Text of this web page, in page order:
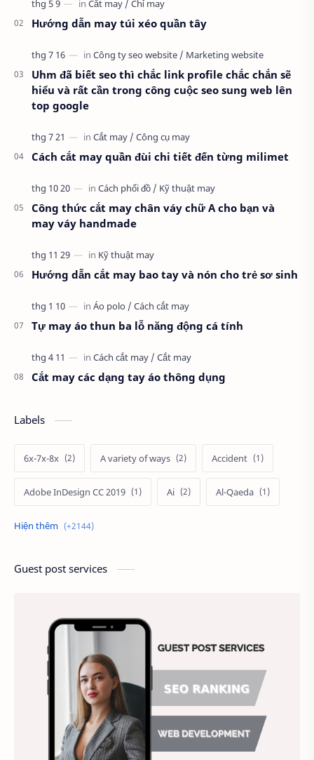
thuật mới vào nghề, clip thực hành t…
Hướng dẫn may túi xéo quần tây
Uhm đã biết seo thì chắc link profile chắc chắn sẽ
hiểu và rất cần trong công cuộc seo sung web lên
top google
Cách cắt may quần đùi chi tiết đến từng milimet
Công thức cắt may chân váy chữ A cho bạn và
may váy handmade
Hướng dẫn cắt may bao tay và nón cho trẻ sơ sinh
Tự may áo thun ba lỗ năng động cá tính
Cắt may các dạng tay áo thông dụng
Labels
6x-7x-8x A variety of ways Accident
Adobe InDesign CC 2019 Ai Al-Qaeda
Alien Alternative
Ảnh nền chuẩn HD Ảnh nền đẹp
Ảnh nền sinh nhật
Animal Ankle boots Antarctic
Antibodies against Covid-19 Antiquarian
Guest post services